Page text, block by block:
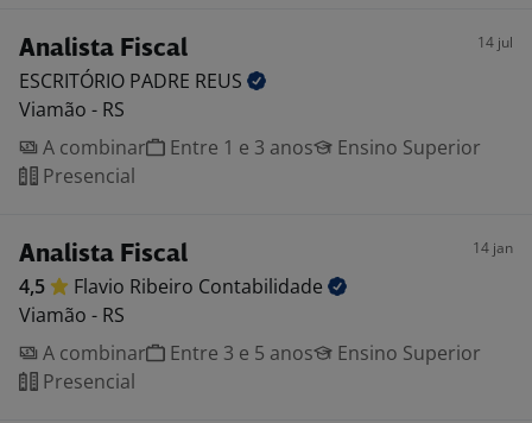
Analista Fiscal 14 jul
ESCRITÓRIO PADRE REUS
Viamão - RS
A combinar
Entre 1 e 3 anos
Ensino Superior
Presencial
Analista Fiscal 14 jan
4,5 Flavio Ribeiro Contabilidade
Viamão - RS
A combinar
Entre 3 e 5 anos
Ensino Superior
Presencial